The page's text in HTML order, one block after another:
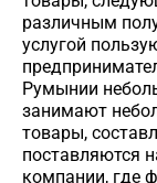
различным
услугой
Румынии
занимают
товары,
поставляются
компании, где